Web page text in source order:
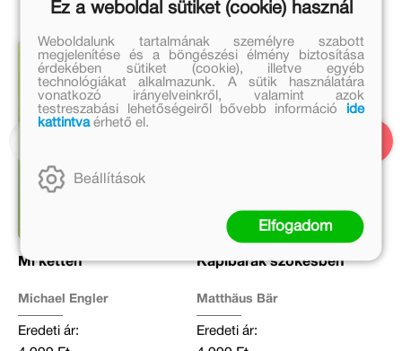
Mi ketten
Michael Engler
Eredeti ár:
Kapibarák szökésben
Matthäus Bär
Eredeti ár:
Ez a weboldal sütiket (cookie) használ
Weboldalunk tartalmának személyre szabott
megjelenítése és a böngészési élmény biztosítása
érdekében sütiket (cookie), illetve egyéb
technológiákat alkalmazunk. A sütik használatára
vonatkozó irányelveinkről, valamint azok
testreszabási lehetőségeiről bővebb információ
ide
kattintvaérhető el.
Beállítások
Elfogadom